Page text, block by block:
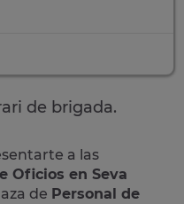
de brigada.
a las
Oficios en Seva
de Personal de